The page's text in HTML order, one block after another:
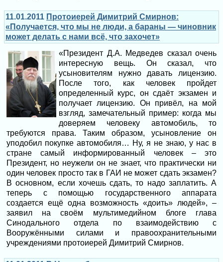
11.01.2011 Протоиерей Димитрий Смирнов:
«Получается, что мы не люди, а бараны — чиновник
может делать с нами всё, что захочет»
«Президент Д.А. Медведев сказал очень
интересную вещь. Он сказал, что
усыновителям нужно давать лицензию.
После того, как человек пройдет
определенный курс, он сдаёт экзамен и
получает лицензию. Он привёл, на мой
взгляд, замечательный пример: когда мы
доверяем человеку автомобиль, то
требуются права. Таким образом, усыновление он
уподобил покупке автомобиля… Ну, я не знаю, у нас в
стране самый информированный человек – это
Президент, но неужели он не знает, что практически ни
один человек просто так в ГАИ не может сдать экзамен?
В основном, если хочешь сдать, то надо заплатить. А
теперь с помощью государственного аппарата
создается ещё одна возможность «доить» людей», –
заявил на своём мультимедийном блоге глава
Синодального отдела по взаимодействию с
Вооружёнными силами и правоохранительными
учреждениями протоиерей Димитрий Смирнов.